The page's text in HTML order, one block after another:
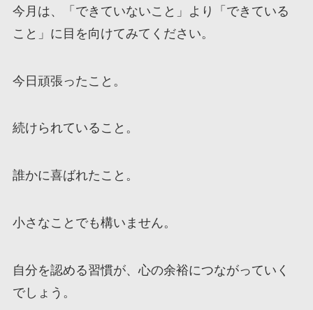
今月は、「できていないこと」より「できている
こと」に目を向けてみてください。
今日頑張ったこと。
続けられていること。
誰かに喜ばれたこと。
小さなことでも構いません。
自分を認める習慣が、心の余裕につながっていく
でしょう。